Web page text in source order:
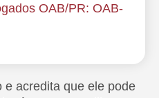
e acredita que ele pode
OAB/PR: OAB-